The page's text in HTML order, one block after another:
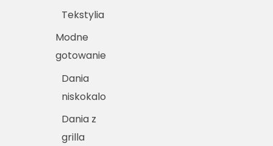
Tekstylia
Modne
gotowanie
Dania
niskokaloryczne
Dania z
grilla